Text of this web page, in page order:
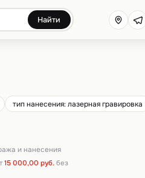
Найти
тип нанесения: лазерная гравировка
и нанесения
15 000,00 руб. без